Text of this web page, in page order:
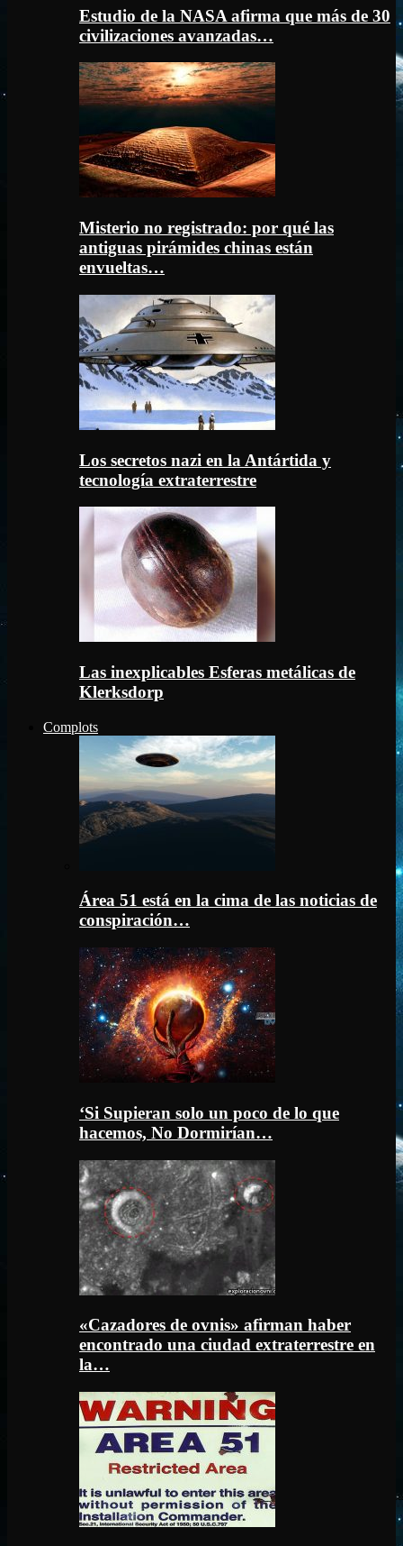
Estudio de la NASA afirma que más de 30
civilizaciones avanzadas…
Misterio no registrado: por qué las
antiguas pirámides chinas están
envueltas…
Los secretos nazi en la Antártida y
tecnología extraterrestre
Las inexplicables Esferas metálicas de
Klerksdorp
Complots
Área 51 está en la cima de las noticias de
conspiración…
‘Si Supieran solo un poco de lo que
hacemos, No Dormirían…
«Cazadores de ovnis» afirman haber
encontrado una ciudad extraterrestre en
la…